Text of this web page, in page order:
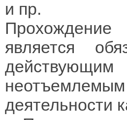
и пр.
является
действующим
деятельности